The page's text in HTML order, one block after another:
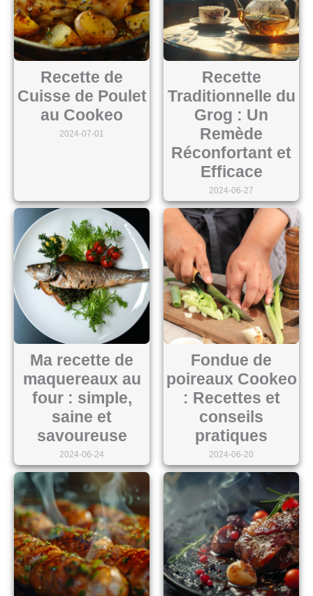
Recette de
Cuisse de Poulet
au Cookeo
2024-07-01
Recette
Traditionnelle du
Grog : Un
Remède
Réconfortant et
Efficace
2024-06-27
Ma recette de
maquereaux au
four : simple,
saine et
savoureuse
2024-06-24
Fondue de
poireaux Cookeo
: Recettes et
conseils
pratiques
2024-06-20